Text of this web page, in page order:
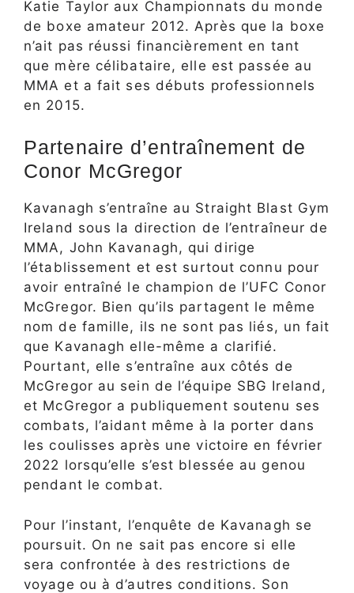
Katie Taylor aux Championnats du monde
de boxe amateur 2012. Après que la boxe
n’ait pas réussi financièrement en tant
que mère célibataire, elle est passée au
MMA et a fait ses débuts professionnels
en 2015.
Partenaire d’entraînement de
Conor McGregor
Kavanagh s’entraîne au Straight Blast Gym
Ireland sous la direction de l’entraîneur de
MMA, John Kavanagh, qui dirige
l’établissement et est surtout connu pour
avoir entraîné le champion de l’UFC Conor
McGregor. Bien qu’ils partagent le même
nom de famille, ils ne sont pas liés, un fait
que Kavanagh elle-même a clarifié.
Pourtant, elle s’entraîne aux côtés de
McGregor au sein de l’équipe SBG Ireland,
et McGregor a publiquement soutenu ses
combats, l’aidant même à la porter dans
les coulisses après une victoire en février
2022 lorsqu’elle s’est blessée au genou
pendant le combat.
Pour l’instant, l’enquête de Kavanagh se
poursuit. On ne sait pas encore si elle
sera confrontée à des restrictions de
voyage ou à d’autres conditions. Son